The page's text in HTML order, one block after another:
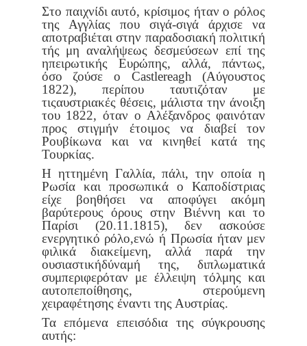
Στο παιχνίδι αυτό, κρίσιμος ήταν ο ρόλος
της Αγγλίας που σιγά-σιγά άρχισε να
αποτραβιέται στην παραδοσιακή πολιτική
τής μη αναλήψεως δεσμεύσεων επί της
ηπειρωτικής Ευρώπης, αλλά, πάντως,
όσοζούσε ο Castlereagh (Αύγουστος
1822), περίπου ταυτιζόταν με
τιςαυστριακές θέσεις, μάλιστα την άνοιξη
του 1822, όταν ο Αλέξανδροςφαινόταν
προς στιγμήν έτοιμος να διαβεί τον
Ρουβίκωνα και να κινηθεί κατά της
Τουρκίας.
Η ηττημένη Γαλλία, πάλι, την οποία η
Ρωσία και προσωπικά οΚαποδίστριας
είχε βοηθήσει να αποφύγει ακόμη
βαρύτερους όρουςστην Βιέννη και το
Παρίσι (20.11.1815), δεν ασκούσε
ενεργητικό ρόλο,ενώ ή Πρωσία ήταν μεν
φιλικά διακείμενη, αλλά παρά την
ουσιαστικήδύναμή της, διπλωματικά
συμπεριφερόταν με έλλειψη τόλμης και
αυτοπεποίθησης, στερούμενη
χειραφέτησης έναντι της Αυστρίας.
Τα επόμενα επεισόδια της σύγκρουσης
αυτής: